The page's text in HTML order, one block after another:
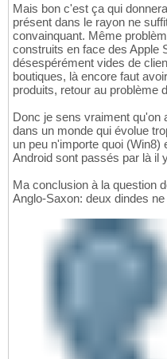
Mais bon c'est ça qui
présent dans le rayon ne
convainquant. Même
construits en face des Apple
désespérément vides de
boutiques, là encore faut
produits, retour au problème
Donc je sens vraiment qu'on
dans un monde qui évolue
un peu n'importe quoi (Win8)
Android sont passés par là il
Ma conclusion à la question
Anglo-Saxon: deux dindes